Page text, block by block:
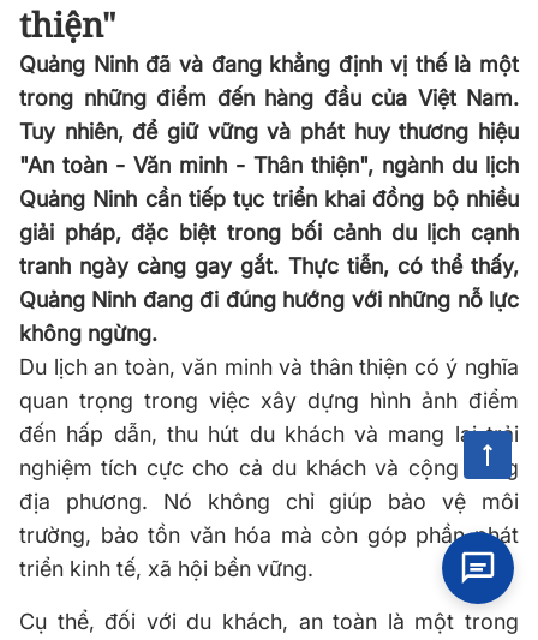
thiện"
Quảng Ninh đã và đang khẳng định vị thế là một
trong những điểm đến hàng đầu của Việt Nam.
Tuy nhiên, để giữ vững và phát huy thương hiệu
"An toàn - Văn minh - Thân thiện", ngành du lịch
Quảng Ninh cần tiếp tục triển khai đồng bộ nhiều
giải pháp, đặc biệt trong bối cảnh du lịch cạnh
tranh ngày càng gay gắt. Thực tiễn, có thể thấy,
Quảng Ninh đang đi đúng hướng với những nỗ lực
không ngừng.
Du lịch an toàn, văn minh và thân thiện có ý nghĩa
quan trọng trong việc xây dựng hình ảnh điểm
đến hấp dẫn, thu hút du khách và mang lại trải
nghiệm tích cực cho cả du khách và cộng đồng
địa phương. Nó không chỉ giúp bảo vệ môi
trường, bảo tồn văn hóa mà còn góp phần phát
triển kinh tế, xã hội bền vững.
Cụ thể, đối với du khách, an toàn là một trong